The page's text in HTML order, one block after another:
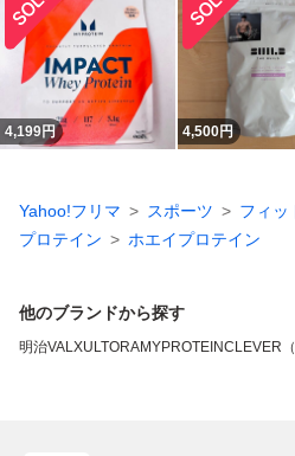
4,199円 4,500円
Yahoo!フリマ スポーツ
フィッ
プロテイン
ホエイプロテイン
他のブランドから探す
明治VALXULTORAMYPROTEINCLEVER